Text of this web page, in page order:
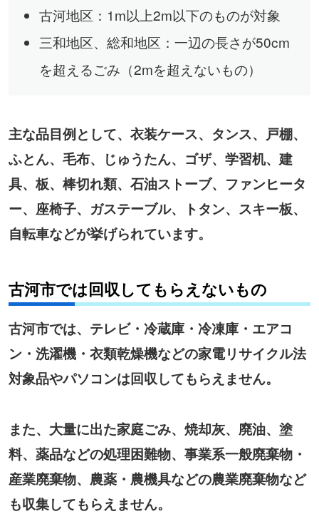
古河地区：1m以上2m以下のものが対象
三和地区、総和地区：一辺の長さが50cm
を超えるごみ（2mを超えないもの）
主な品目例として、衣装ケース、タンス、戸棚、
ふとん、毛布、じゅうたん、ゴザ、学習机、建
具、板、棒切れ類、石油ストーブ、ファンヒータ
ー、座椅子、ガステーブル、トタン、スキー板、
自転車などが挙げられています。
古河市では回収してもらえないもの
古河市では、テレビ・冷蔵庫・冷凍庫・エアコ
ン・洗濯機・衣類乾燥機などの家電リサイクル法
対象品やパソコンは回収してもらえません。
また、大量に出た家庭ごみ、焼却灰、廃油、塗
料、薬品などの処理困難物、事業系一般廃棄物・
産業廃棄物、農薬・農機具などの農業廃棄物など
も収集してもらえません。